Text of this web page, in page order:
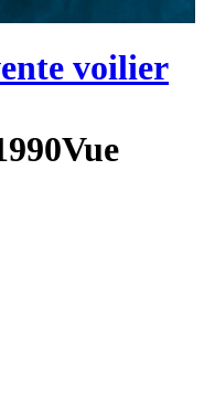
voilier
Vue